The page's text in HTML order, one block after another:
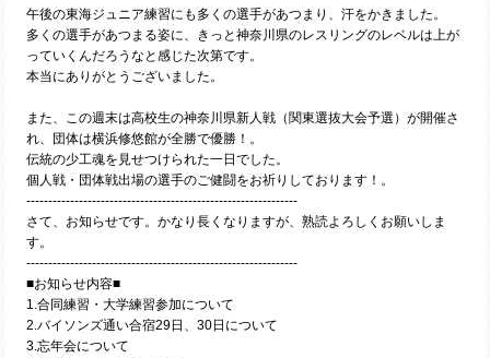
午後の東海ジュニア練習にも多くの選手があつまり、汗をかきました。
多くの選手があつまる姿に、きっと神奈川県のレスリングのレベルは上が
っていくんだろうなと感じた次第です。
本当にありがとうございました。
また、この週末は高校生の神奈川県新人戦（関東選抜大会予選）が開催さ
れ、団体は横浜修悠館が全勝で優勝！。
伝統の少工魂を見せつけられた一日でした。
個人戦・団体戦出場の選手のご健闘をお祈りしております！。
--------------------------------------------------------------
さて、お知らせです。かなり長くなりますが、熟読よろしくお願いしま
す。
--------------------------------------------------------------
■お知らせ内容■
1.合同練習・大学練習参加について
2.バイソンズ通い合宿29日、30日について
3.忘年会について